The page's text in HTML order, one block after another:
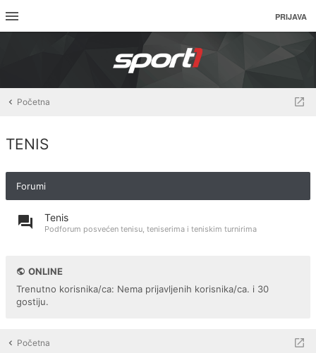
PRIJAVA
Početna
TENIS
Forumi
Tenis
Podforum posvećen tenisu, teniserima i teniskim turnirima
ONLINE
Trenutno korisnika/ca: Nema prijavljenih korisnika/ca. i 30
gostiju.
Početna